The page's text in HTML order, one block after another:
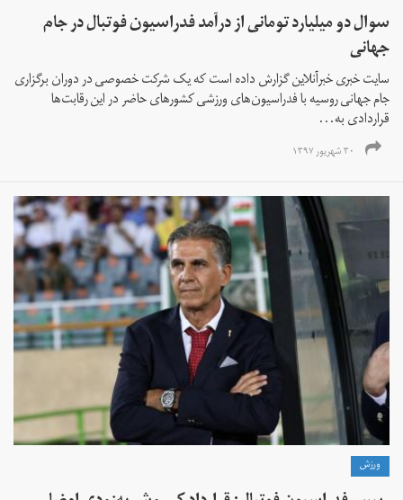
سوال دو میلیارد تومانی از درآمد فدراسیون فوتبال در جام
جهانی
سایت خبری خبرآنلاین گزارش داده است که یک شرکت خصوصی در دوران برگزاری
جام جهانی روسیه با فدراسیون‌های ورزشی کشورهای حاضر در این رقابت‌ها
قراردادی به...
۳۰ شهریور ۱۳۹۷
ورزش